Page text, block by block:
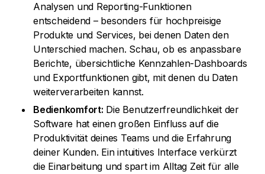
Analysen und Reporting-Funktionen
entscheidend – besonders für hochpreisige
Produkte und Services, bei denen Daten den
Unterschied machen. Schau, ob es anpassbare
Berichte, übersichtliche Kennzahlen-Dashboards
und Exportfunktionen gibt, mit denen du Daten
weiterverarbeiten kannst.
Bedienkomfort: Die Benutzerfreundlichkeit der
Software hat einen großen Einfluss auf die
Produktivität deines Teams und die Erfahrung
deiner Kunden. Ein intuitives Interface verkürzt
die Einarbeitung und spart im Alltag Zeit für alle